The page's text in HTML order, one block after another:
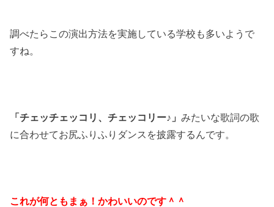
調べたらこの演出方法を実施している学校も多いようで
すね。
「チェッチェッコリ、チェッコリー♪」みたいな歌詞の歌
に合わせてお尻ふりふりダンスを披露するんです。
これが何ともまぁ！かわいいのです＾＾